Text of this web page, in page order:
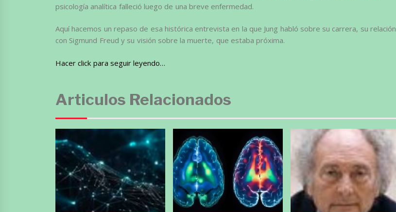
psicología analítica falleció luego de una breve enfermedad.
Aquí hacemos un repaso de esa histórica entrevista en la que Jung habló sobre su carrera, su relación
con Sigmund Freud y su visión sobre la muerte, que estaba próxima.
Hacer click para seguir leyendo…
Articulos Relacionados